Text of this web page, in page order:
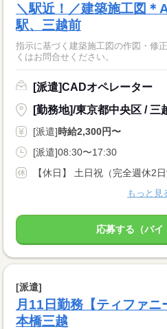
＼駅近！／建築施工図
駅、三越前
指示に基づく建築施工図の作図・修
くはお問合せください。
[派遣]CADオペレーター
[勤務地]/東京都中央区 / 三
[派遣]時給2,300円〜
[派遣]08:30〜17:30
もっと見
応募する（バイ
[派遣]
月11日勤務【ティファ
本橋三越